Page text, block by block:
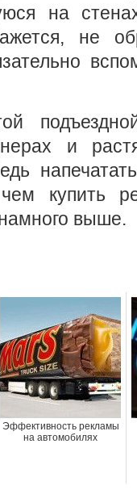
на
не
и
купить
выше.
Эффективность рекламы
на автомобилях